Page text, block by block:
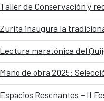
Taller de Conservación y
Zurita inaugura la
Lectura maratónica del
Mano de obra 2025:
Espacios Resonantes – II